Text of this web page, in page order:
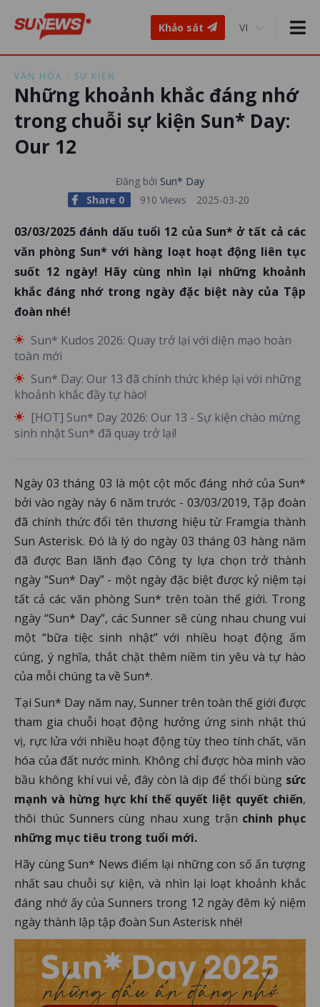
Khảo sát
VĂN HÓA - SỰ KIỆN
Những khoảnh khắc đáng nhớ
trong chuỗi sự kiện Sun* Day:
Our 12
Đăng bởi Sun* Day
Share 0
910 Views 2025-03-20
03/03/2025 đánh dấu tuổi 12 của Sun* ở tất cả các
văn phòng Sun* với hàng loạt hoạt động liên tục
suốt 12 ngày! Hãy cùng nhìn lại những khoảnh
khắc đáng nhớ trong ngày đặc biệt này của Tập
đoàn nhé!
Sun* Kudos 2026: Quay trở lại với diện mạo hoàn
toàn mới
Sun* Day: Our 13 đã chính thức khép lại với những
khoảnh khắc đầy tự hào!
[HOT] Sun* Day 2026: Our 13 - Sự kiện chào mừng
sinh nhật Sun* đã quay trở lại!
Ngày 03 tháng 03 là một cột mốc đáng nhớ của Sun*
bởi vào ngày này 6 năm trước - 03/03/2019, Tập đoàn
đã chính thức đổi tên thương hiệu từ Framgia thành
Sun Asterisk. Đó là lý do ngày 03 tháng 03 hàng năm
đã được Ban lãnh đạo Công ty lựa chọn trở thành
ngày “Sun* Day” - một ngày đặc biệt được kỷ niệm tại
tất cả các văn phòng Sun* trên toàn thế giới. Trong
ngày “Sun* Day”, các Sunner sẽ cùng nhau chung vui
một “bữa tiệc sinh nhật” với nhiều hoạt động ấm
cúng, ý nghĩa, thắt chặt thêm niềm tin yêu và tự hào
của mỗi chúng ta về Sun*.
Tại Sun* Day năm nay, Sunner trên toàn thế giới được
tham gia chuỗi hoạt động hưởng ứng sinh nhật thú
vị, rực lửa với nhiều hoạt động tùy theo tính chất, văn
hóa của đất nước mình. Không chỉ được hòa mình vào
bầu không khí vui vẻ, đây còn là dịp để thổi bùng sức
mạnh và hừng hực khí thế quyết liệt quyết chiến,
thôi thúc Sunners cùng nhau xung trận chinh phục
những mục tiêu trong tuổi mới.
Hãy cùng Sun* News điểm lại những con số ấn tượng
nhất sau chuỗi sự kiện, và nhìn lại loạt khoảnh khắc
đáng nhớ ấy của Sunners trong 12 ngày đêm kỷ niệm
ngày thành lập tập đoàn Sun Asterisk nhé!